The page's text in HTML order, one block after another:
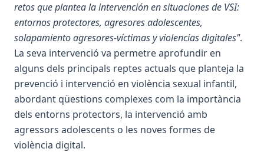
retos que plantea la intervención en situaciones de VSI:
entornos protectores, agresores adolescentes,
solapamiento agresores-víctimas y violencias digitales".
La seva intervenció va permetre aprofundir en
alguns dels principals reptes actuals que planteja la
prevenció i intervenció en violència sexual infantil,
abordant qüestions complexes com la importància
dels entorns protectors, la intervenció amb
agressors adolescents o les noves formes de
violència digital.